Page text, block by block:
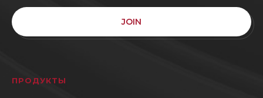
JOIN
ПРОДУКТЫ